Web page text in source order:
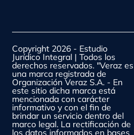
Copyright 2026 - Estudio
Jurídico Integral | Todos los
derechos reservados. "Veraz es
una marca registrada de
Organización Veraz S.A. - En
este sitio dicha marca está
mencionada con carácter
informativo y con el fin de
brindar un servicio dentro del
marco legal. La rectificación de
los datos informados en bases